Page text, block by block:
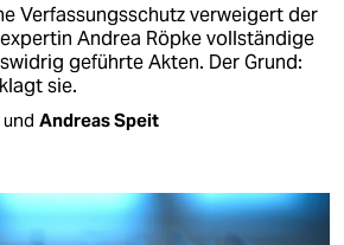
Verfassungsschutz verweigert der
Andrea Röpke vollständige
geführte Akten. Der Grund:
sie.
und Andreas Speit